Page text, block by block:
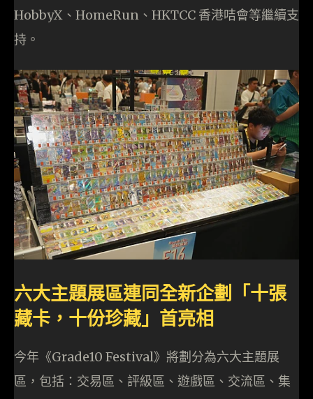
HobbyX、HomeRun、HKTCC 香港咭會等繼續支
持。
六大主題展區連同全新企劃「十張
藏卡，十份珍藏」首亮相
今年《Grade10 Festival》將劃分為六大主題展
區，包括：交易區、評級區、遊戲區、交流區、集